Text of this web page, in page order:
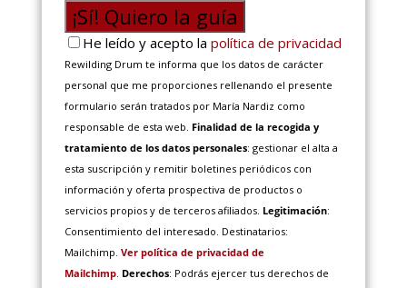
¡Sí! Quiero la guía
He leído y acepto la política de privacidad
Rewilding Drum te informa que los datos de carácter
personal que me proporciones rellenando el presente
formulario serán tratados por María Nardiz como
responsable de esta web. Finalidad de la recogida y
tratamiento de los datos personales: gestionar el alta a
esta suscripción y remitir boletines periódicos con
información y oferta prospectiva de productos o
servicios propios y de terceros afiliados. Legitimación:
Consentimiento del interesado. Destinatarios:
Mailchimp. Ver política de privacidad de
Mailchimp. Derechos: Podrás ejercer tus derechos de